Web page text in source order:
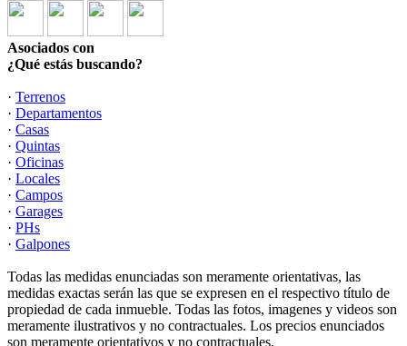
Asociados con
¿Qué estás buscando?
· Terrenos
· Departamentos
· Casas
· Quintas
· Oficinas
· Locales
· Campos
· Garages
· PHs
· Galpones
Todas las medidas enunciadas son meramente orientativas, las
medidas exactas serán las que se expresen en el respectivo título de
propiedad de cada inmueble. Todas las fotos, imagenes y videos son
meramente ilustrativos y no contractuales. Los precios enunciados
son meramente orientativos y no contractuales.